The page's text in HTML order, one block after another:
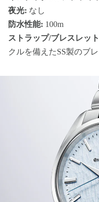
夜光: なし
防水性能: 100m
ストラップ/ブレスレッ
クルを備えたSS製のブ